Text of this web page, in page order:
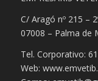
C/ Aragó nº 215 –
07008 – Palma de
Tel. Corporativo:
Web: